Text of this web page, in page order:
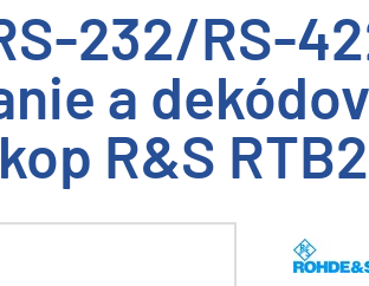
232/RS-
a
R&S